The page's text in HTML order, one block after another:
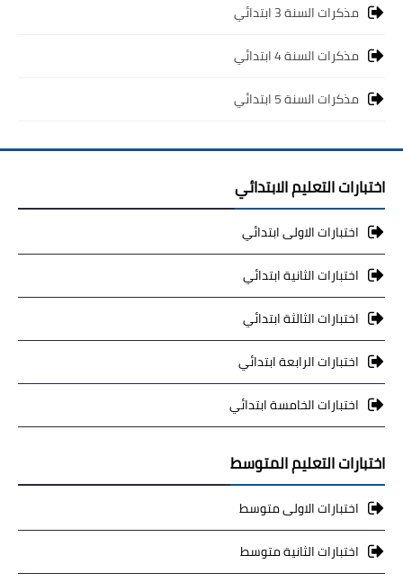
مذكرات السنة 3 ابتدائي
مذكرات السنة 4 ابتدائي
مذكرات السنة 5 ابتدائي
اختبارات التعليم الابتدائي
اختبارات الاولى ابتدائي
اختبارات الثانية ابتدائي
اختبارات الثالثة ابتدائي
اختبارات الرابعة ابتدائي
اختبارات الخامسة ابتدائي
اختبارات التعليم المتوسط
اختبارات الاولى متوسط
اختبارات الثانية متوسط